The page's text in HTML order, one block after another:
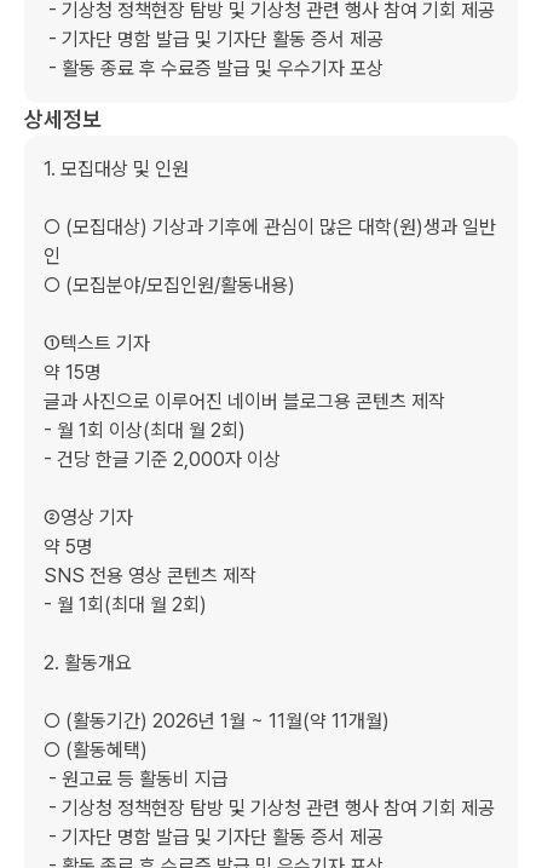
- 활동 종료 후 수료증 발급 및 우수기자 포상
상세정보
1. 모집대상 및 인원
○ (모집대상) 기상과 기후에 관심이 많은 대학(원)생과 일반
인
○ (모집분야/모집인원/활동내용)
①텍스트 기자
약 15명
글과 사진으로 이루어진 네이버 블로그용 콘텐츠 제작
- 월 1회 이상(최대 월 2회)
- 건당 한글 기준 2,000자 이상
②영상 기자
약 5명
SNS 전용 영상 콘텐츠 제작
- 월 1회(최대 월 2회)
2. 활동개요
○ (활동기간) 2026년 1월 ~ 11월(약 11개월)
○ (활동혜택)